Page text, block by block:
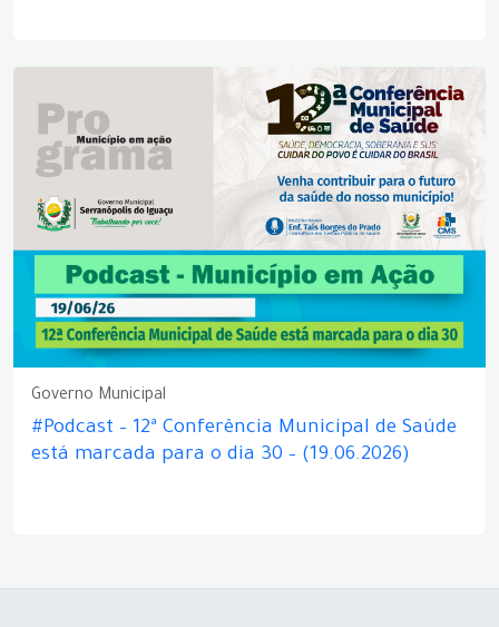
Governo Municipal
#Podcast – 12ª Conferência Municipal de Saúde
está marcada para o dia 30 – (19.06.2026)